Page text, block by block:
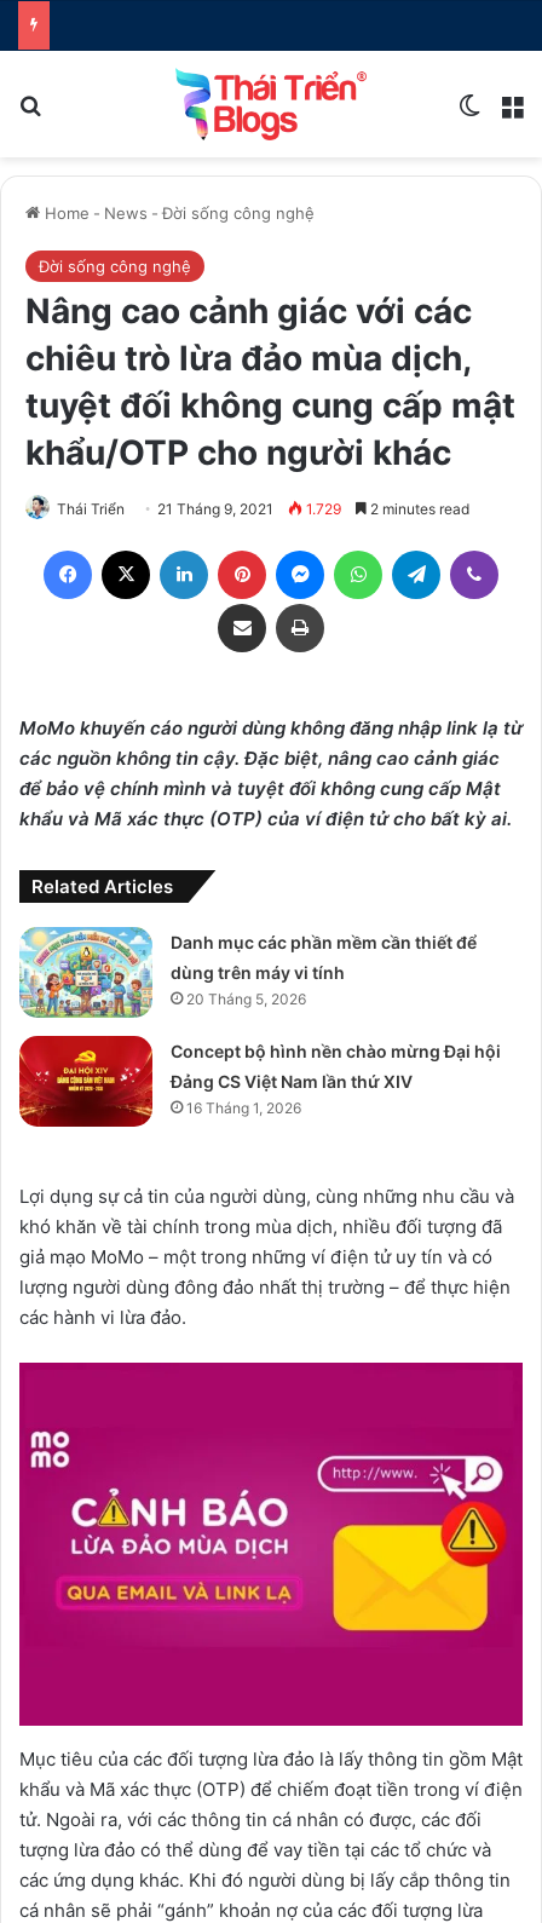
Home - News - Đời sống công nghệ
Đời sống công nghệ
Nâng cao cảnh giác với các
chiêu trò lừa đảo mùa dịch,
tuyệt đối không cung cấp mật
khẩu/OTP cho người khác
Thái Triển 21 Tháng 9, 2021 1.729 2 minutes read
Facebook LinkedIn Pinterest MessengerWhatsAppTelegram
Share via Email Print
MoMo khuyến cáo người dùng không đăng nhập link lạ từ
các nguồn không tin cậy. Đặc biệt, nâng cao cảnh giác
để bảo vệ chính mình và tuyệt đối không cung cấp Mật
khẩu và Mã xác thực (OTP) của ví điện tử cho bất kỳ ai.
Related Articles
Danh mục các phần mềm cần thiết để
dùng trên máy vi tính
20 Tháng 5, 2026
Concept bộ hình nền chào mừng Đại hội
Đảng CS Việt Nam lần thứ XIV
16 Tháng 1, 2026
Lợi dụng sự cả tin của người dùng, cùng những nhu cầu và
khó khăn về tài chính trong mùa dịch, nhiều đối tượng đã
giả mạo MoMo – một trong những ví điện tử uy tín và có
lượng người dùng đông đảo nhất thị trường – để thực hiện
các hành vi lừa đảo.
Mục tiêu của các đối tượng lừa đảo là lấy thông tin gồm Mật
khẩu và Mã xác thực (OTP) để chiếm đoạt tiền trong ví điện
tử. Ngoài ra, với các thông tin cá nhân có được, các đối
tượng lừa đảo có thể dùng để vay tiền tại các tổ chức và
các ứng dụng khác. Khi đó người dùng bị lấy cắp thông tin
cá nhân sẽ phải “gánh” khoản nợ của các đối tượng lừa